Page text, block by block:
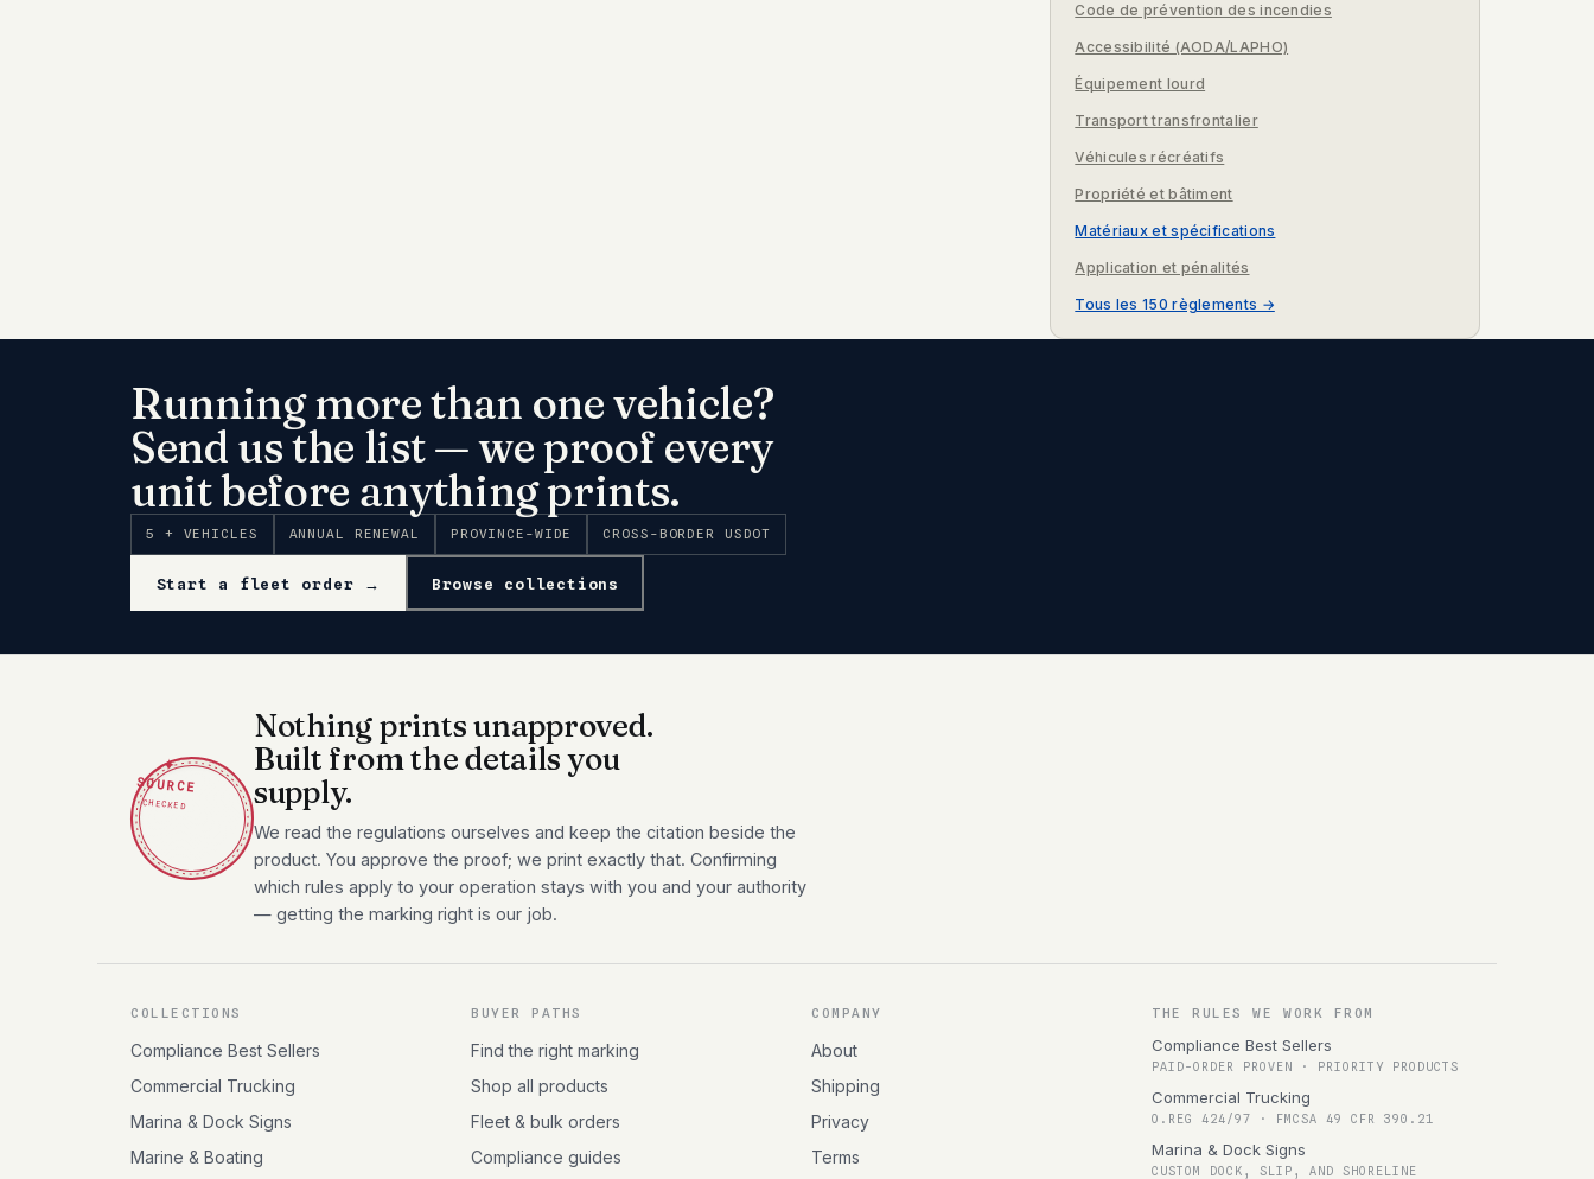
Code de prévention des incendies
Accessibilité (AODA/LAPHO)
Équipement lourd
Transport transfrontalier
Véhicules récréatifs
Propriété et bâtiment
Matériaux et spécifications
Application et pénalités
Tous les 150 règlements →
Running more than one vehicle?
Send us the list — we proof every
unit before anything prints.
5 + VEHICLES ANNUAL RENEWAL PROVINCE-WIDE CROSS-BORDER USDOT
Start a fleet order → Browse collections
✦
SOURCE
CHECKED
Nothing prints unapproved.
Built from the details you
supply.
We read the regulations ourselves and keep the citation beside the
product. You approve the proof; we print exactly that. Confirming
which rules apply to your operation stays with you and your authority
— getting the marking right is our job.
COLLECTIONS
Compliance Best Sellers
Commercial Trucking
Marina & Dock Signs
Marine & Boating
BUYER PATHS
Find the right marking
Shop all products
Fleet & bulk orders
Compliance guides
COMPANY
About
Shipping
Privacy
Terms
THE RULES WE WORK FROM
Compliance Best Sellers
PAID-ORDER PROVEN · PRIORITY PRODUCTS
Commercial Trucking
O.REG 424/97 · FMCSA 49 CFR 390.21
Marina & Dock Signs
CUSTOM DOCK, SLIP, AND SHORELINE